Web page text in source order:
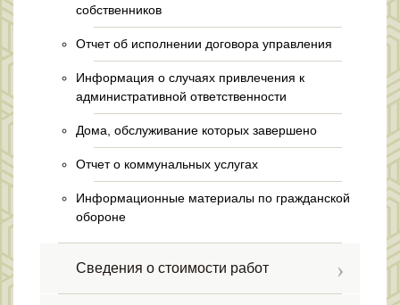
собственников
Отчет об исполнении договора управления
Информация о случаях привлечения к
административной ответственности
Дома, обслуживание которых завершено
Отчет о коммунальных услугах
Информационные материалы по гражданской
обороне
Сведения о стоимости работ